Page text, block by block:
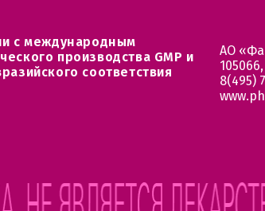
с международным
производства GMP и
соответствия
АО
8(495)